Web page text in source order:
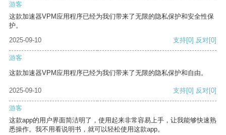
游客
这款加速器VPM应用程序已经为我们带来了无限的隐私保护和安全性保
护。
2025-09-10
支持[0] 反对[0]
游客
这款加速器VPM应用程序已经为我们带来了无限的隐私保护和自由。
2025-09-10 支持[0] 反对[0]
游客
这款app的用户界面简洁明了，使用起来非常容易上手，让我能够快速熟
悉操作。我不用看说明书，就可以轻松使用这款app。